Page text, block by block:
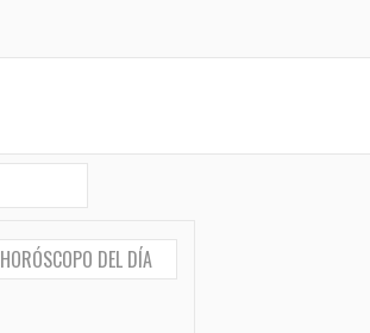
HORÓSCOPO DEL DÍA